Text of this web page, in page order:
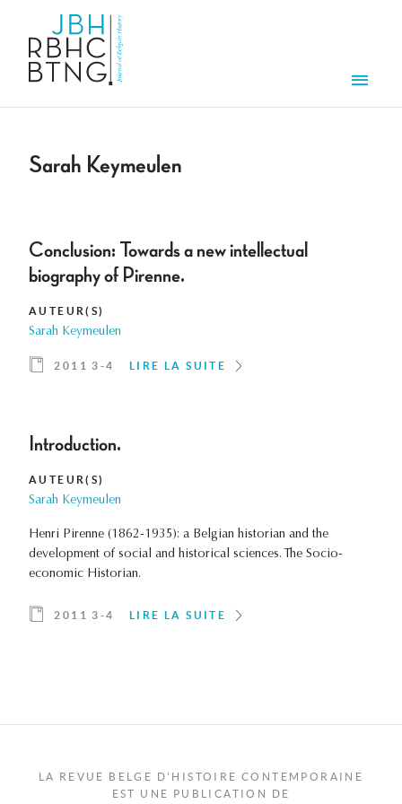
Sarah Keymeulen
Conclusion: Towards a new intellectual
biography of Pirenne.
AUTEUR(S)
Sarah Keymeulen
2011 3-4 LIRE LA SUITE
Introduction.
AUTEUR(S)
Sarah Keymeulen
Henri Pirenne (1862-1935): a Belgian historian and the
development of social and historical sciences. The Socio-
economic Historian.
2011 3-4 LIRE LA SUITE
LA REVUE BELGE D'HISTOIRE CONTEMPORAINE
EST UNE PUBLICATION DE